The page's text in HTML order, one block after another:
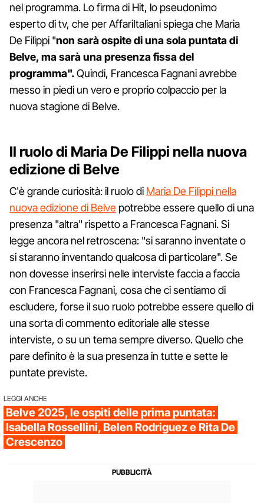
nel programma. Lo firma di Hit, lo pseudonimo
esperto di tv, che per AffariItaliani spiega che Maria
De Filippi "non sarà ospite di una sola puntata di
Belve, ma sarà una presenza fissa del
programma".Quindi, Francesca Fagnani avrebbe
messo in piedi un vero e proprio colpaccio per la
nuova stagione di Belve.
Il ruolo di Maria De Filippi nella nuova
edizione di Belve
C'è grande curiosità: il ruolo di Maria De Filippi nella
nuova edizione di Belve potrebbe essere quello di una
presenza "altra" rispetto a Francesca Fagnani. Si
legge ancora nel retroscena: "si saranno inventate o
si staranno inventando qualcosa di particolare". Se
non dovesse inserirsi nelle interviste faccia a faccia
con Francesca Fagnani, cosa che ci sentiamo di
escludere, forse il suo ruolo potrebbe essere quello di
una sorta di commento editoriale alle stesse
interviste, o su un tema sempre diverso. Quello che
pare definito è la sua presenza in tutte e sette le
puntate previste.
LEGGI ANCHE
Belve 2025, le ospiti delle prima puntata:
Isabella Rossellini, Belen Rodriguez e Rita De
Crescenzo